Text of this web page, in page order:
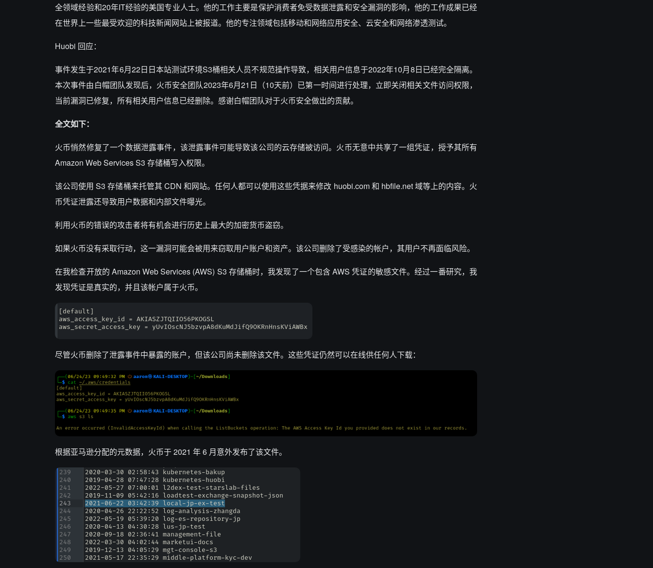
全领域经验和20年IT经验的美国专业人士。他的工作主要是保护消费者免受数据泄露和安全漏洞的影响，他的工作成果已经
在世界上一些最受欢迎的科技新闻网站上被报道。他的专注领域包括移动和网络应用安全、云安全和网络渗透测试。
Huobi 回应：
事件发生于2021年6月22日日本站测试环境S3桶相关人员不规范操作导致，相关用户信息于2022年10月8日已经完全隔离。
本次事件由白帽团队发现后，火币安全团队2023年6月21日（10天前）已第一时间进行处理，立即关闭相关文件访问权限，
当前漏洞已修复，所有相关用户信息已经删除。感谢白帽团队对于火币安全做出的贡献。
全文如下：
火币悄然修复了一个数据泄露事件，该泄露事件可能导致该公司的云存储被访问。火币无意中共享了一组凭证，授予其所有
Amazon Web Services S3 存储桶写入权限。
该公司使用 S3 存储桶来托管其 CDN 和网站。任何人都可以使用这些凭据来修改 huobi.com 和 hbfile.net 域等上的内容。火
币凭证泄露还导致用户数据和内部文件曝光。
利用火币的错误的攻击者将有机会进行历史上最大的加密货币盗窃。
如果火币没有采取行动，这一漏洞可能会被用来窃取用户账户和资产。该公司删除了受感染的帐户，其用户不再面临风险。
在我检查开放的 Amazon Web Services (AWS) S3 存储桶时，我发现了一个包含 AWS 凭证的敏感文件。经过一番研究，我
发现凭证是真实的，并且该帐户属于火币。
尽管火币删除了泄露事件中暴露的账户，但该公司尚未删除该文件。这些凭证仍然可以在线供任何人下载：
根据亚马逊分配的元数据，火币于 2021 年 6 月意外发布了该文件。